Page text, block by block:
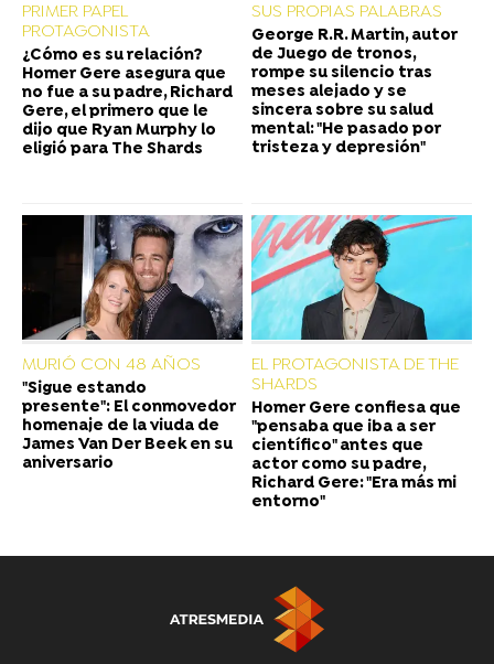
PRIMER PAPEL
PROTAGONISTA
¿Cómo es su relación?
Homer Gere asegura que
no fue a su padre, Richard
Gere, el primero que le
dijo que Ryan Murphy lo
eligió para The Shards
SUS PROPIAS PALABRAS
George R.R. Martin, autor
de Juego de tronos,
rompe su silencio tras
meses alejado y se
sincera sobre su salud
mental: "He pasado por
tristeza y depresión"
MURIÓ CON 48 AÑOS
"Sigue estando
presente": El conmovedor
homenaje de la viuda de
James Van Der Beek en su
aniversario
EL PROTAGONISTA DE THE
SHARDS
Homer Gere confiesa que
"pensaba que iba a ser
científico" antes que
actor como su padre,
Richard Gere: "Era más mi
entorno"